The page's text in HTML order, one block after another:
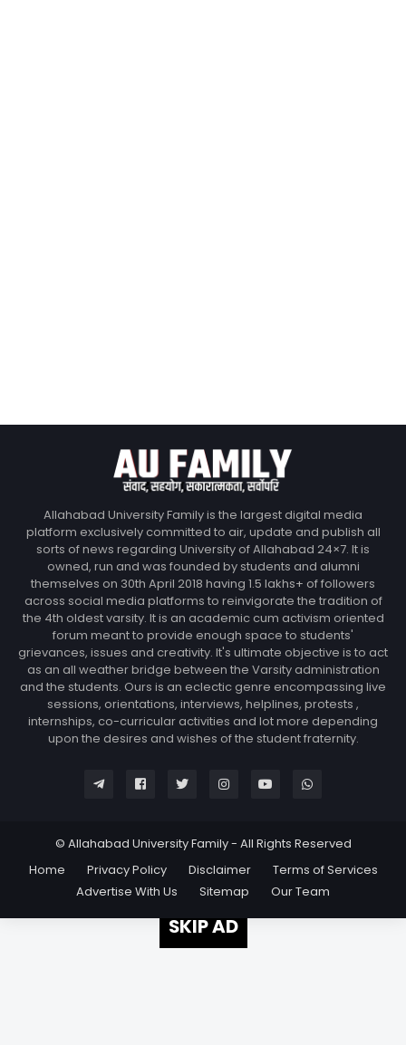
Allahabad University Family is the largest digital media
platform exclusively committed to air, update and publish all
sorts of news regarding University of Allahabad 24×7. It is
owned, run and was founded by students and alumni
themselves on 30th April 2018 having 1.5 lakhs+ of followers
across social media platforms to reinvigorate the tradition of
the 4th oldest varsity. It is an academic cum activism oriented
forum meant to provide enough space to students'
grievances, issues and creativity. It's ultimate objective is to act
as an all weather bridge between the Varsity administration
and the students. Ours is an eclectic genre encompassing live
sessions, orientations, interviews, helplines, protests ,
internships, co-curricular activities and lot more depending
upon the desires and wishes of the student fraternity.
© Allahabad University Family - All Rights Reserved
Home
Privacy Policy Disclaimer
Terms of Services
Advertise With Us
Sitemap Our Team
SKIP AD